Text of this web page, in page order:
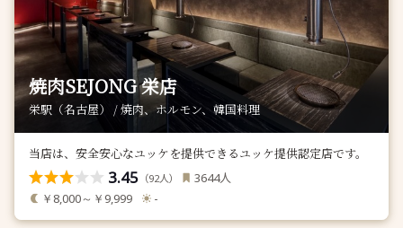
焼肉SEJONG 栄店
栄駅（名古屋） / 焼肉、ホルモン、韓国料理
当店は、安全安心なユッケを提供できるユッケ提供認定店です。
3.45 （92人） 3644人
￥8,000～￥9,999 -